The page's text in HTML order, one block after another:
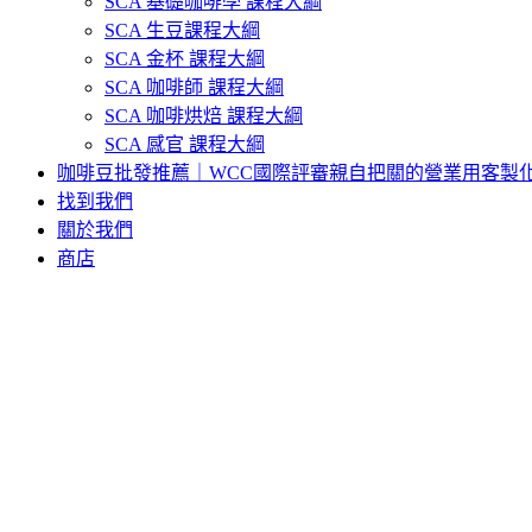
SCA 生豆課程大綱
SCA 金杯 課程大綱
SCA 咖啡師 課程大綱
SCA 咖啡烘焙 課程大綱
SCA 感官 課程大綱
咖啡豆批發推薦｜WCC國際評審親自把關的營業用客製
找到我們
關於我們
商店